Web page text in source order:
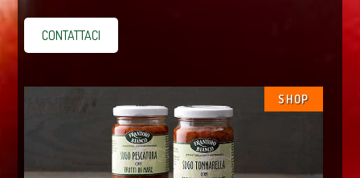
CONTATTACI
SHOP